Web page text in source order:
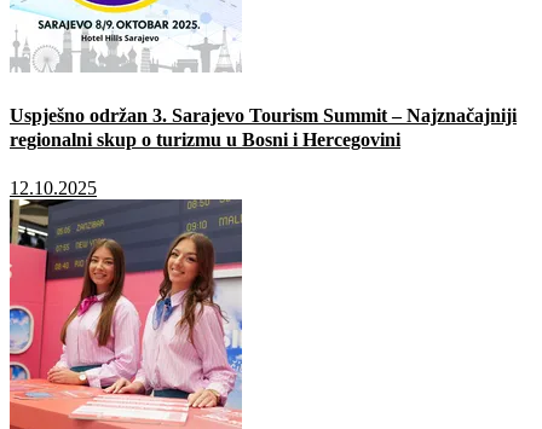
Uspješno održan 3. Sarajevo Tourism Summit – Najznačajniji
regionalni skup o turizmu u Bosni i Hercegovini
12.10.2025